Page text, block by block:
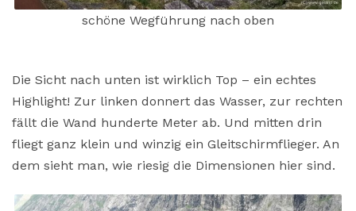
schöne Wegführung nach oben
Die Sicht nach unten ist wirklich Top – ein echtes
Highlight! Zur linken donnert das Wasser, zur rechten
fällt die Wand hunderte Meter ab. Und mitten drin
fliegt ganz klein und winzig ein Gleitschirmflieger. An
dem sieht man, wie riesig die Dimensionen hier sind.